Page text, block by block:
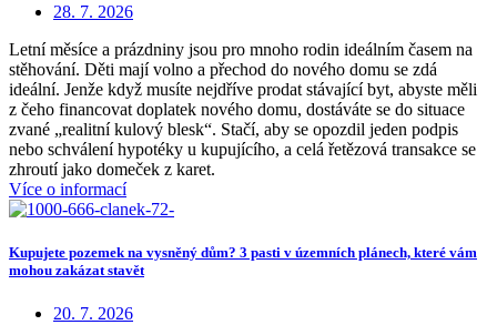
28. 7. 2026
Letní měsíce a prázdniny jsou pro mnoho rodin ideálním časem na
stěhování. Děti mají volno a přechod do nového domu se zdá
ideální. Jenže když musíte nejdříve prodat stávající byt, abyste měli
z čeho financovat doplatek nového domu, dostáváte se do situace
zvané „realitní kulový blesk“. Stačí, aby se opozdil jeden podpis
nebo schválení hypotéky u kupujícího, a celá řetězová transakce se
zhroutí jako domeček z karet.
Více o informací
Kupujete pozemek na vysněný dům? 3 pasti v územních plánech, které vám
mohou zakázat stavět
20. 7. 2026